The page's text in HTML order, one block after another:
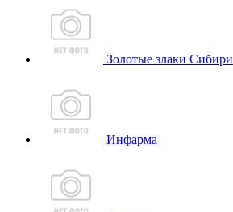
Золотые злаки Сибири
Инфарма